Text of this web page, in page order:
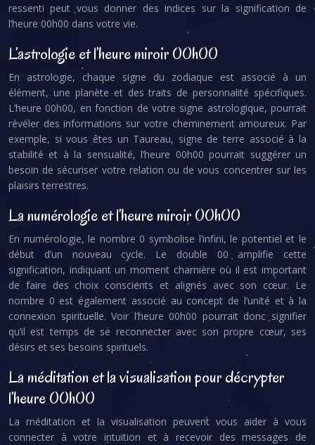
ressenti peut vous donner des indices sur la signification de
l’heure 00h00 dans votre vie.
L’astrologie et l’heure miroir 00h00
En astrologie, chaque signe du zodiaque est associé à un
élément, une planète et des traits de personnalité spécifiques.
L’heure 00h00, en fonction de votre signe astrologique, pourrait
révéler des informations sur votre cheminement amoureux. Par
exemple, si vous êtes un Taureau, signe de terre associé à la
stabilité et à la sensualité, l’heure 00h00 pourrait suggérer un
besoin de sécuriser votre relation ou de vous concentrer sur les
plaisirs terrestres.
La numérologie et l’heure miroir 00h00
En numérologie, le nombre 0 symbolise l’infini, le potentiel et le
début d’un nouveau cycle. Le double 00 amplifie cette
signification, indiquant un moment charnière où il est important
de faire des choix conscients et alignés avec son cœur. Le
nombre 0 est également associé au concept de l’unité et à la
connexion spirituelle. Voir l’heure 00h00 pourrait donc signifier
qu’il est temps de se reconnecter avec son propre cœur, ses
désirs et ses besoins spirituels.
La méditation et la visualisation pour décrypter
l’heure 00h00
La méditation et la visualisation peuvent vous aider à vous
connecter à votre intuition et à recevoir des messages de